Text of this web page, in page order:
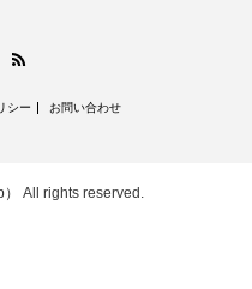
Facebook
シー お問い合わせ
All rights reserved.